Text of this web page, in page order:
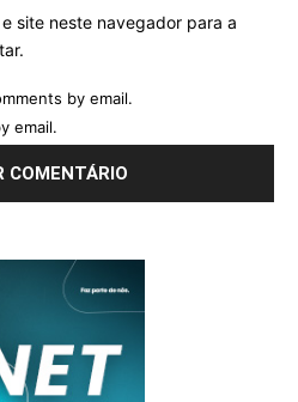
site neste navegador para a
by email.
email.